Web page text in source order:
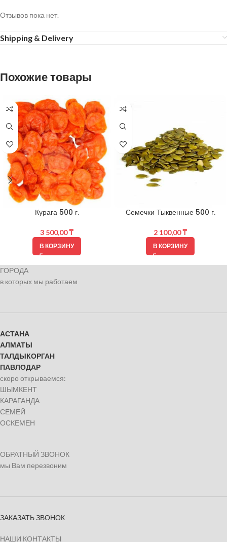
Отзывов пока нет.
Shipping & Delivery
Похожие товары
Курага 500 г.
3 500,00₸
В КОРЗИНУ
Семечки Тыквенные 500 г.
2 100,00₸
В КОРЗИНУ
ГОРОДА
в которых мы работаем
АСТАНА
АЛМАТЫ
ТАЛДЫКОРГАН
ПАВЛОДАР
скоро открываемся:
ШЫМКЕНТ
КАРАГАНДА
СЕМЕЙ
ОСКЕМЕН
ОБРАТНЫЙ ЗВОНОК
мы Вам перезвоним
ЗАКАЗАТЬ ЗВОНОК
НАШИ КОНТАКТЫ